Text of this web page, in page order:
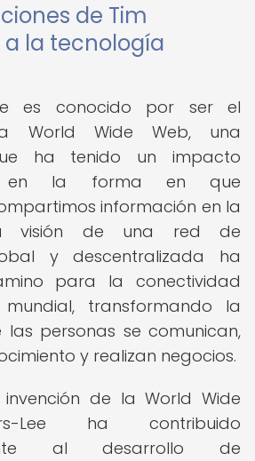
de Tim
a la tecnología
es conocido por ser el
World Wide Web, una
ha tenido un impacto
en la forma en que
información en la
visión de una red de
y descentralizada ha
para la conectividad
transformando la
personas se comunican,
y realizan negocios.
de la World Wide
Lee ha contribuido
al desarrollo de